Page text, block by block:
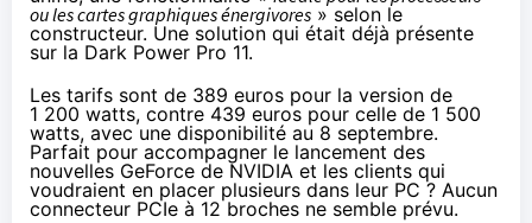
ou les cartes graphiques énergivores » selon le
constructeur. Une solution qui était déjà présente
sur la Dark Power Pro 11.
Les tarifs sont de 389 euros pour la version de
1 200 watts, contre 439 euros pour celle de 1 500
watts, avec une disponibilité au 8 septembre.
Parfait pour accompagner le lancement des
nouvelles GeForce de NVIDIA et les clients qui
voudraient en placer plusieurs dans leur PC ? Aucun
connecteur PCIe à 12 broches ne semble prévu.